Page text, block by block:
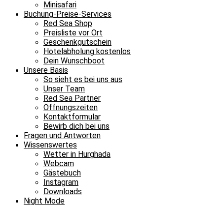
Minisafari
Buchung-Preise-Services
Red Sea Shop
Preisliste vor Ort
Geschenkgutschein
Hotelabholung kostenlos
Dein Wunschboot
Unsere Basis
So sieht es bei uns aus
Unser Team
Red Sea Partner
Öffnungszeiten
Kontaktformular
Bewirb dich bei uns
Fragen und Antworten
Wissenswertes
Wetter in Hurghada
Webcam
Gästebuch
Instagram
Downloads
Night Mode